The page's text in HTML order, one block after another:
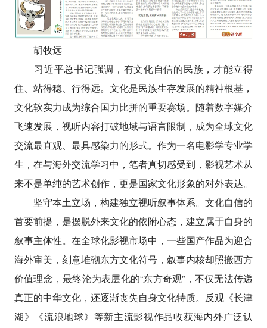
胡牧远
习近平总书记强调，有文化自信的民族，才能立得
住、站得稳、行得远。文化是民族生存发展的精神根基，
文化软实力成为综合国力比拼的重要赛场。随着数字媒介
飞速发展，视听内容打破地域与语言限制，成为全球文化
交流最直观、最具感染力的形式。作为一名电影学专业学
生，在与海外交流学习中，笔者真切感受到，影视艺术从
来不是单纯的艺术创作，更是国家文化形象的对外表达。
坚守本土立场，构建独立视听叙事体系。文化自信的
首要前提，是摆脱外来文化的依附心态，建立属于自身的
叙事主体性。在全球化影视市场中，一些国产作品为迎合
海外审美，刻意堆砌东方文化符号，叙事内核却照搬西方
价值理念，最终沦为表层化的“东方奇观”，不仅无法传递
真正的中华文化，还逐渐丧失自身文化特质。反观《长津
湖》《流浪地球》等新主流影视作品收获海内外广泛认